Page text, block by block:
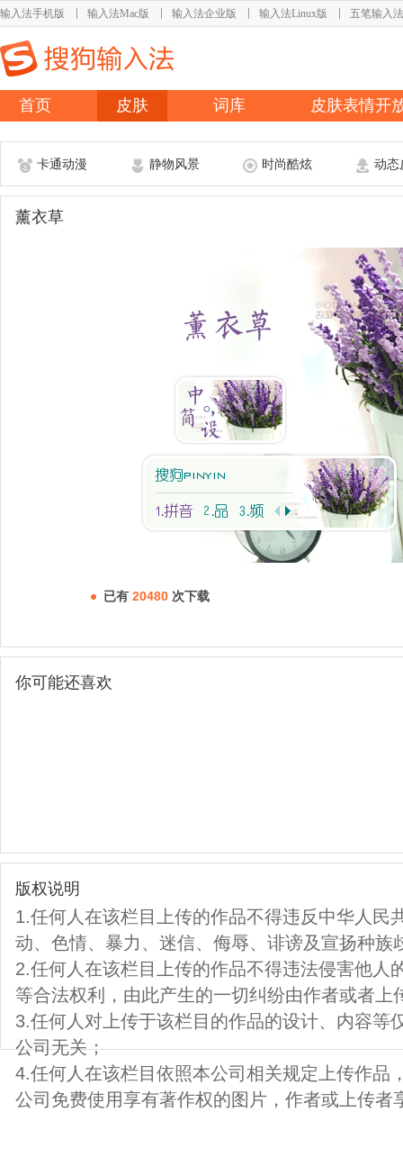
输入法手机版 输入法Mac版 输入法企业版 输入法Linux版 五笔输入法
首页 皮肤 词库 皮肤表情开
卡通动漫 静物风景 时尚酷炫 动态
薰衣草
已有 20480 次下载
你可能还喜欢
版权说明
1.任何人在该栏目上传的作品不得违反中华人民
动、色情、暴力、迷信、侮辱、诽谤及宣扬种族
2.任何人在该栏目上传的作品不得违法侵害他人
等合法权利，由此产生的一切纠纷由作者或者上
3.任何人对上传于该栏目的作品的设计、内容等
公司无关；
4.任何人在该栏目依照本公司相关规定上传作品
公司免费使用享有著作权的图片，作者或上传者